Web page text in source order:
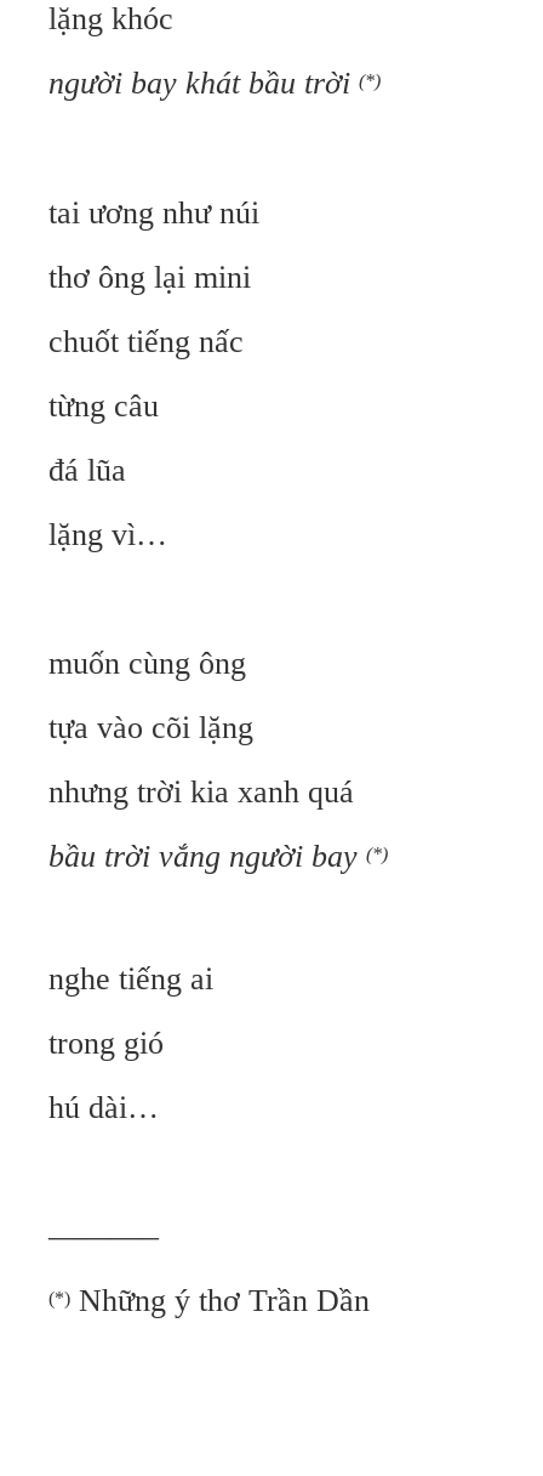
lặng khóc
người bay khát bầu trời (*)
tai ương như núi
thơ ông lại mini
chuốt tiếng nấc
từng câu
đá lũa
lặng vì…
muốn cùng ông
tựa vào cõi lặng
nhưng trời kia xanh quá
bầu trời vắng người bay (*)
nghe tiếng ai
trong gió
hú dài…
———–
(*) Những ý thơ Trần Dần